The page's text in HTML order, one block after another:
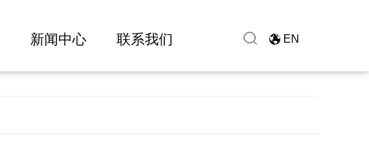
新闻中心 联系我们 EN